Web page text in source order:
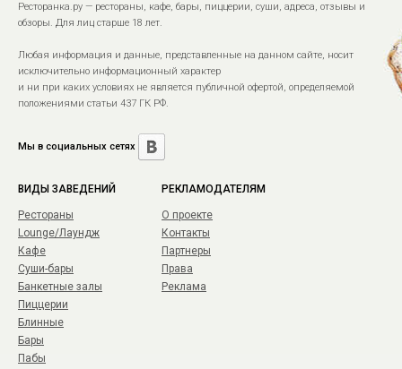
Ресторанка.ру — рестораны, кафе, бары, пиццерии, суши, адреса, отзывы и
обзоры. Для лиц старше 18 лет.
Любая информация и данные, представленные на данном сайте, носит
исключительно информационный характер
и ни при каких условиях не является публичной офертой, определяемой
положениями статьи 437 ГК РФ.
Мы в социальных сетях
ВИДЫ ЗАВЕДЕНИЙ
Рестораны
Lounge/Лаундж
Кафе
Суши-бары
Банкетные залы
Пиццерии
Блинные
Бары
Пабы
РЕКЛАМОДАТЕЛЯМ
О проекте
Контакты
Партнеры
Права
Реклама